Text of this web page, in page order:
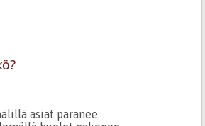
asiat paranee